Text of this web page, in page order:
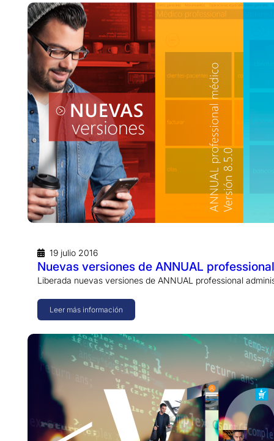
19 julio 2016
Nuevas versiones de ANNUAL
Liberada nuevas versiones de ANNUAL professional
Leer más información